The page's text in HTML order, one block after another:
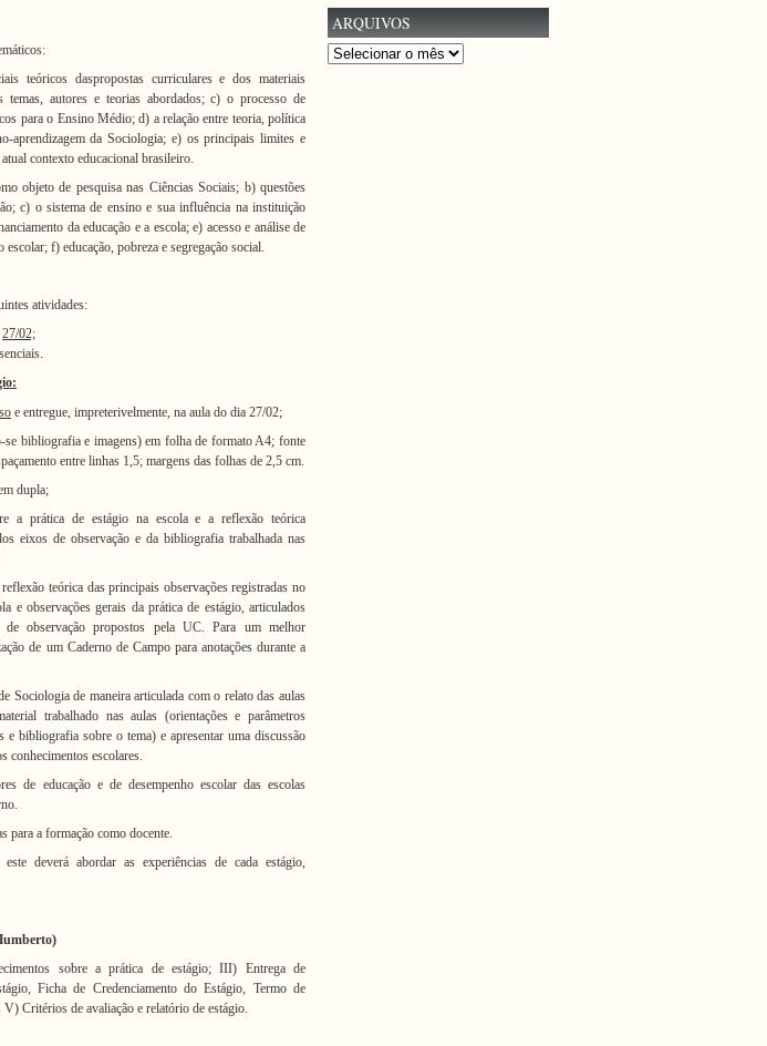
teóricos daspropostas curriculares e dos materiais
autores e teorias abordados; c) o processo de
para o Ensino Médio; d) a relação entre teoria, política
aprendizagem da Sociologia; e) os principais limites e
contexto educacional brasileiro.
objeto de pesquisa nas Ciências Sociais; b) questões
c) o sistema de ensino e sua influência na instituição
da educação e a escola; e) acesso e análise de
escolar; f) educação, pobreza e segregação social.
atividades:
27/02;
e entregue, impreterivelmente, na aula do dia 27/02;
se bibliografia e imagens) em folha de formato A4; fonte
entre linhas 1,5; margens das folhas de 2,5 cm.
dupla;
a prática de estágio na escola e a reflexão teórica
eixos de observação e da bibliografia trabalhada nas
teórica das principais observações registradas no
e observações gerais da prática de estágio, articulados
observação propostos pela UC. Para um melhor
de um Caderno de Campo para anotações durante a
Sociologia de maneira articulada com o relato das aulas
trabalhado nas aulas (orientações e parâmetros
bibliografia sobre o tema) e apresentar uma discussão
conhecimentos escolares.
de educação e de desempenho escolar das escolas
para a formação como docente.
este deverá abordar as experiências de cada estágio,
sobre a prática de estágio; III) Entrega de
Ficha de Credenciamento do Estágio, Termo de
Critérios de avaliação e relatório de estágio.
ARQUIVOS
Arquivos